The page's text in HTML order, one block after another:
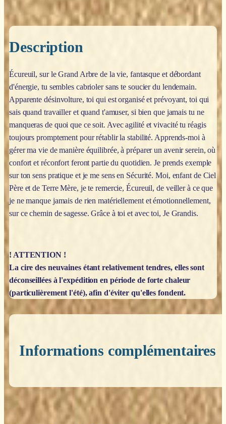
Description
Écureuil, sur le Grand Arbre de la vie, fantasque et débordant
d'énergie, tu sembles cabrioler sans te soucier du lendemain.
Apparente désinvolture, toi qui est organisé et prévoyant, toi qui
sais quand travailler et quand t'amuser, si bien que jamais tu ne
manqueras de quoi que ce soit. Avec agilité et vivacité tu réagis
toujours promptement pour rétablir la stabilité. Apprends-moi à
gérer ma vie de manière équilibrée, à préparer un avenir serein, où
confort et réconfort feront partie du quotidien. Je prends exemple
sur ton sens pratique et je me sens en Sécurité. Moi, enfant de Ciel
Père et de Terre Mère, je te remercie, Écureuil, de veiller à ce que
je ne manque jamais de rien matériellement et émotionnellement,
sur ce chemin de sagesse. Grâce à toi et avec toi, Je Grandis.
! ATTENTION !
La cire des neuvaines étant relativement tendres, elles sont
déconseillées à l'expédition en période de forte chaleur
(particulièrement l'été), afin d'éviter qu'elles fondent.
Informations complémentaires